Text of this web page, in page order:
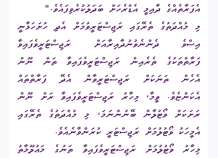
އެފަރާތެއްގެ ދާއިމީ އެޑްރެހަށް ބަދަލުކުރެވިފައެވެ."
މި މުއްދަތުގެ ތެރޭގައި ރަޖިސްޓަރީވުމަށް އެދި ހުށަހަޅާނީ
އިސްވެ ދެންނެވުނުދާއިރާއަށް ރަޖިސްޓަރީވެފައިވާ
ފަރާތްތަކުގެ ތެރެއިން ރަޖިސްޓަރީވެފައިވާ ތަން ނޫން
އެހެން ތަނަކަށް ރަޖިސްޓަރީވާން އެދޭ ފަރާތްތައް
އެކަންޏެވެ. ވީމާ، މިހާރު ރަޖިސްޓަރީވެފައިވާ ރަށް ނޫން
ރަށަކަށް ވޯޓުލާން ބޭނުންނަމަ، މި މުއްދަތުގެ ތެރޭގައި
އެމީހަކު ވޯޓުލުމަށް ރަޖިސްޓަރީ ކުރަންވާނެއެވެ.
މިހާރު ވޯޓުލުމަށް ރަޖިސްޓަރީވެފައިވާ ތަނުގެ މަޢުލޫމާތު